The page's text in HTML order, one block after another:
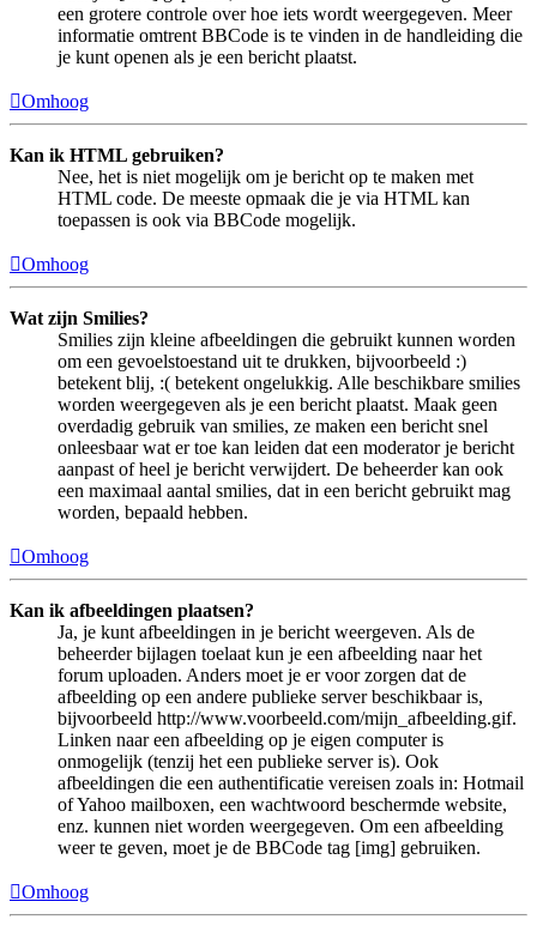
een grotere controle over hoe iets wordt weergegeven. Meer
informatie omtrent BBCode is te vinden in de handleiding die
je kunt openen als je een bericht plaatst.
Omhoog
Kan ik HTML gebruiken?
Nee, het is niet mogelijk om je bericht op te maken met
HTML code. De meeste opmaak die je via HTML kan
toepassen is ook via BBCode mogelijk.
Omhoog
Wat zijn Smilies?
Smilies zijn kleine afbeeldingen die gebruikt kunnen worden
om een gevoelstoestand uit te drukken, bijvoorbeeld :)
betekent blij, :( betekent ongelukkig. Alle beschikbare smilies
worden weergegeven als je een bericht plaatst. Maak geen
overdadig gebruik van smilies, ze maken een bericht snel
onleesbaar wat er toe kan leiden dat een moderator je bericht
aanpast of heel je bericht verwijdert. De beheerder kan ook
een maximaal aantal smilies, dat in een bericht gebruikt mag
worden, bepaald hebben.
Omhoog
Kan ik afbeeldingen plaatsen?
Ja, je kunt afbeeldingen in je bericht weergeven. Als de
beheerder bijlagen toelaat kun je een afbeelding naar het
forum uploaden. Anders moet je er voor zorgen dat de
afbeelding op een andere publieke server beschikbaar is,
bijvoorbeeld http://www.voorbeeld.com/mijn_afbeelding.gif.
Linken naar een afbeelding op je eigen computer is
onmogelijk (tenzij het een publieke server is). Ook
afbeeldingen die een authentificatie vereisen zoals in: Hotmail
of Yahoo mailboxen, een wachtwoord beschermde website,
enz. kunnen niet worden weergegeven. Om een afbeelding
weer te geven, moet je de BBCode tag [img] gebruiken.
Omhoog